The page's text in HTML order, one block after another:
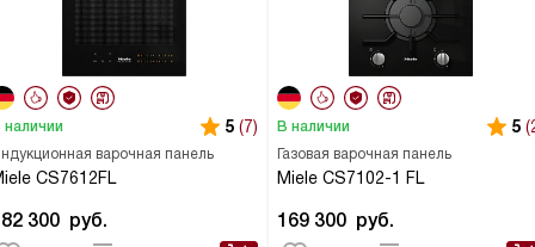
варочная панель
CS7612FL
наличии 5 (7)
300 руб.
Газовая варочная панель
Miele CS7102-1 FL
В наличии 5
169 300 руб.